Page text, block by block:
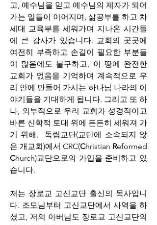
고, 예수님을 믿고 예수님의 제자가 되어
가는 일들이 이어지며, 삶공부를 하고 차
세대 교육부를 세워가며 지나온 시간들
에 큰 감사가 있습니다. 교회의 곳곳에
여전히 부족하고 손길이 필요한 부분들
이 많음에도 불구하고, 이 땅에 완전한
교회가 없음을 기억하며 계속적으로 우
리 안에 만들어 가시는 하나님 나라의 이
야기들을 기대하게 됩니다. 그리고 또 하
나, 외부적으로 우리 교회가 성경적이고
바른 신학적 토대 위에 든든히 세워져 가
기 위해,  독립교단(교단에 소속되지 않
은 개교회)에서 CRC(Christian R
Church)교단으로의 가입을 준비하고 있
습니다.
저는 장로교 고신교단 출신의 목사입니
다. 조모님부터 고신교단에서 사역을 하
셨고, 저의 아버님도 장로교 고신교단의